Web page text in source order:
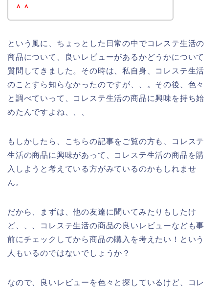
＾＾
という風に、ちょっとした日常の中でコレステ生活の
商品について、良いレビューがあるかどうかについて
質問してきました。その時は、私自身、コレステ生活
のことすら知らなかったのですが、、。その後、色々
と調べていって、コレステ生活の商品に興味を持ち始
めたんですよね、、、
もしかしたら、こちらの記事をご覧の方も、コレステ
生活の商品に興味があって、コレステ生活の商品を購
入しようと考えている方がみているのかもしれませ
ん。
だから、まずは、他の友達に聞いてみたりもしたけ
ど、、、コレステ生活の商品の良いレビューなども事
前にチェックしてから商品の購入を考えたい！という
人もいるのではないでしょうか？
なので、良いレビューを色々と探しているけど、コレ